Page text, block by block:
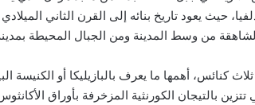
من وسط المدينة ومن الجبال المحيطة
تتزين بالتيجان الكورنثية المزخرفة بأوراق